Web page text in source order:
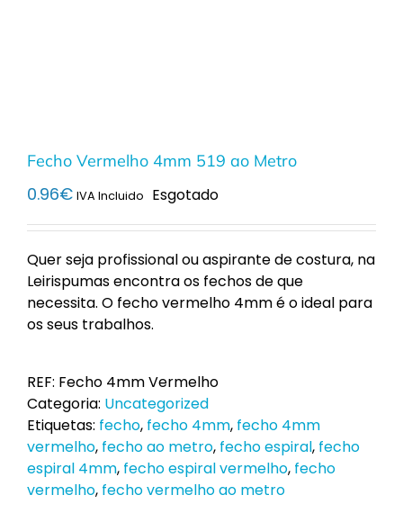
Fecho Vermelho 4mm 519 ao Metro
0.96€ IVA Incluido Esgotado
Quer seja profissional ou aspirante de costura, na
Leirispumas encontra os fechos de que
necessita. O fecho vermelho 4mm é o ideal para
os seus trabalhos.
REF: Fecho 4mm Vermelho
Categoria: Uncategorized
Etiquetas: fecho, fecho 4mm, fecho 4mm
vermelho, fecho ao metro, fecho espiral, fecho
espiral 4mm, fecho espiral vermelho, fecho
vermelho, fecho vermelho ao metro